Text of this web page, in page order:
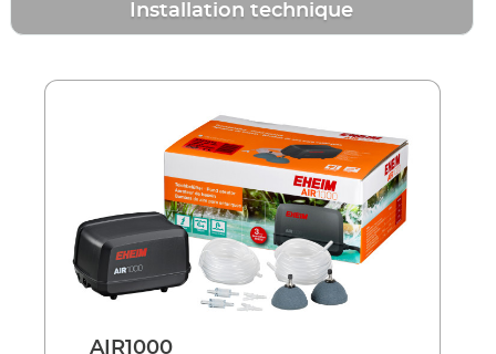
Installation technique
AIR1000